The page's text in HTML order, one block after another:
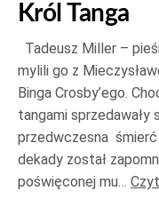
Król Tanga
Tadeusz Miller –
mylili go z
Binga Crosby’ego.
tangami sprzedawały
przedwczesna śmierć
dekady został
poświęconej mu…